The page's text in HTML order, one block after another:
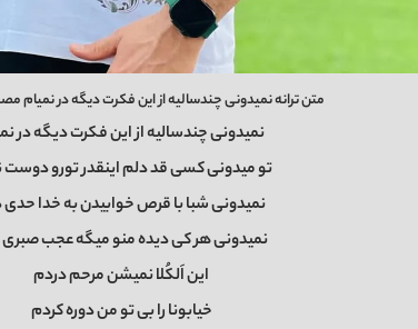
متن ترانه نمیدونی چندسالیه از این فکرت دیگه در نمیام
نمیدونی چندسالیه از این فکرت دیگه در
تو میدونی کسی قد دلم اینقدر تورو دوست
نمیدونی شبا با قرص خوابیدن به خدا حدی
نمیدونی هر کی دیده منو میگه عجب صبری
این اَلکُلا نمیشن مرحم دردم
خیابونا را بی تو من دوره کردم